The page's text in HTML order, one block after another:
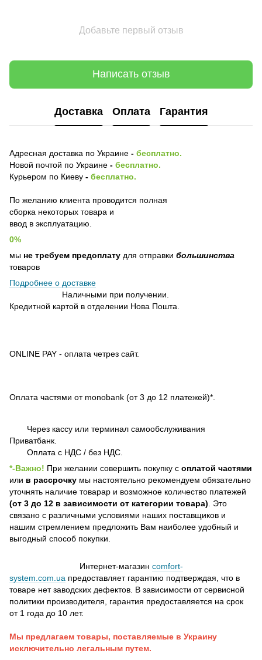
Добавьте первый отзыв
Написать отзыв
Доставка Оплата Гарантия
Адресная доставка по Украине - бесплатно.
Новой почтой по Украине - бесплатно.
Курьером по Киеву - бесплатно.
По желанию клиента проводится полная
сборка некоторых товара и
ввод в эксплуатацию.
0%
мы не требуем предоплату для отправки большинства
товаров
Подробнее о доставке
Наличными при получении.
Кредитной картой в отделении Нова Пошта.
ONLINE PAY - оплата четрез сайт.
Оплата частями от monobank (от 3 до 12 платежей)*.
Через кассу или терминал самообслуживания
Приватбанк.
Оплата с НДС / без НДС.
*-Важно! При желании совершить покупку с оплатой частями
или в рассрочку мы настоятельно рекомендуем обязательно
уточнять наличие товарар и возможное количество платежей
(от 3 до 12 в зависимости от категории товара) . Это
связано с различными условиями наших поставщиков и
нашим стремлением предложить Вам наиболее удобный и
выгодный способ покупки.
Интернет-магазин comfort-
system.com.ua предоставляет гарантию подтверждая, что в
товаре нет заводских дефектов. В зависимости от сервисной
политики производителя, гарантия предоставляется на срок
от 1 года до 10 лет.
Мы предлагаем товары, поставляемые в Украину
исключительно легальным путем.